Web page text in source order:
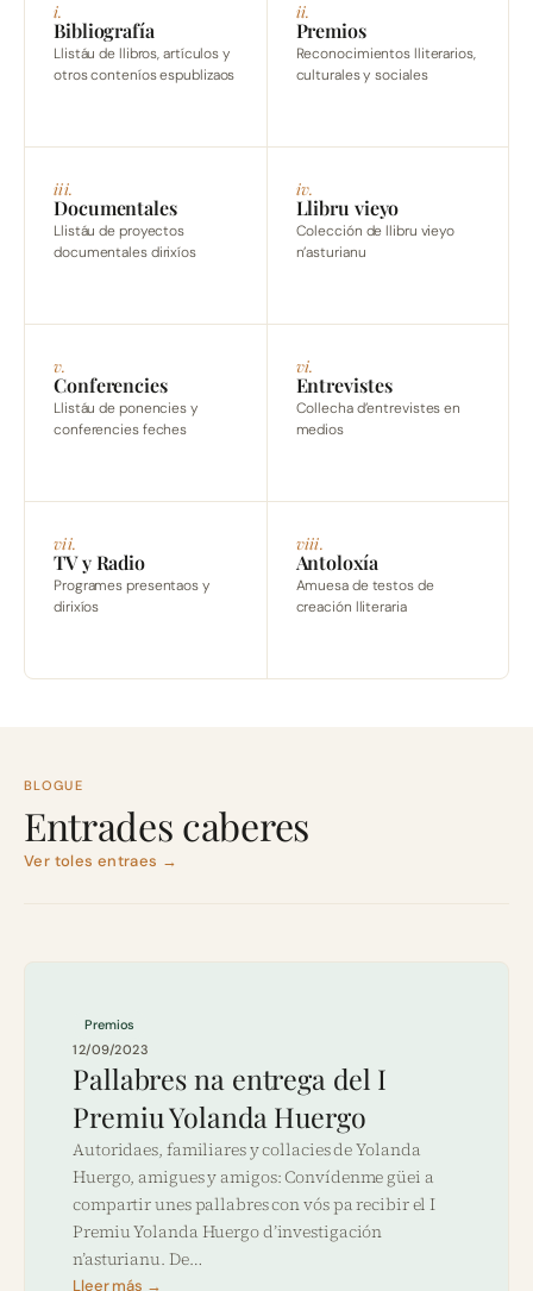
i.
Bibliografía
Llistáu de llibros, artículos y
otros conteníos espublizaos
ii.
Premios
Reconocimientos lliterarios,
culturales y sociales
iii.
Documentales
Llistáu de proyectos
documentales dirixíos
iv.
Llibru vieyo
Colección de llibru vieyo
n’asturianu
v.
Conferencies
Llistáu de ponencies y
conferencies feches
vi.
Entrevistes
Collecha d’entrevistes en
medios
vii.
TV y Radio
Programes presentaos y
dirixíos
viii.
Antoloxía
Amuesa de testos de
creación lliteraria
BLOGUE
Entrades caberes
Ver toles entraes →
Premios
12/09/2023
Pallabres na entrega del I
Premiu Yolanda Huergo
Autoridaes, familiares y collacies de Yolanda
Huergo, amigues y amigos: Convídenme güei a
compartir unes pallabres con vós pa recibir el I
Premiu Yolanda Huergo d’investigación
n’asturianu. De…
Lleer más →